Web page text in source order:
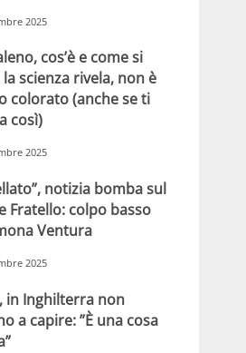
2025
cos’è e come si
scienza rivela, non è
colorato (anche se ti
così)
2025
notizia bomba sul
Fratello: colpo basso
Ventura
2025
in Inghilterra non
a capire: ”È una cosa